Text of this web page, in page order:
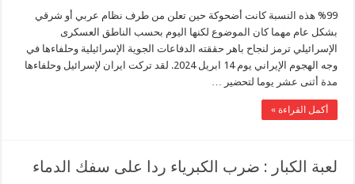
%99 هذه النسبة كانت أضحوكة حين تعلن من طرف نظام عربي أو شرقي
بشكل عام مهما كان الموضوع لكنها اليوم بحسب الناطق العسكرى
الإسرائيلي ترمز لنجاح باهر حققته الدفاعات الجوية الإسرائيلية وحلفاءها في
وجه الهجوم الإيراني يوم 14 ابريل 2024. لقد تركت ايران لإسرائيل وحلفاءها
مدة أثنى عشر يوما لتحضير …
أكمل القراءة »
لعبة الكبار : ضرب الكبرياء ردا على سفك الدماء